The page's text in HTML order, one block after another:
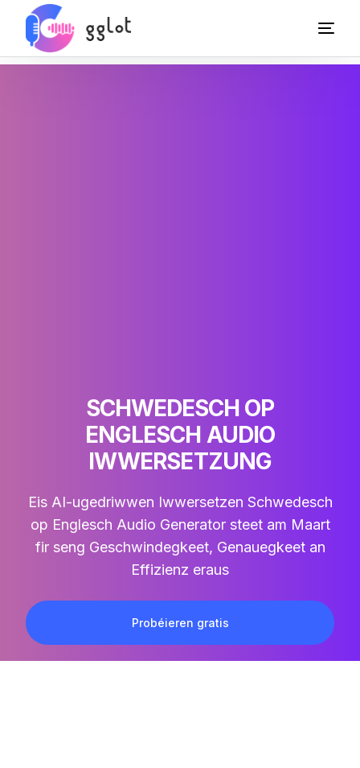
SCHWEDESCH OP
ENGLESCH AUDIO
IWWERSETZUNG
Eis AI-ugedriwwen Iwwersetzen Schwedesch
op Englesch Audio Generator steet am Maart
fir seng Geschwindegkeet, Genauegkeet an
Effizienz eraus
Probéieren gratis